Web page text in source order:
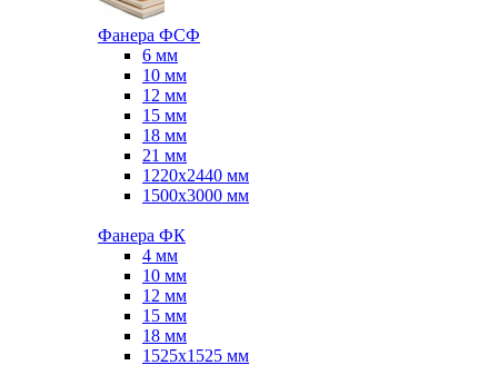
Фанера ФСФ
6 мм
10 мм
12 мм
15 мм
18 мм
21 мм
1220х2440 мм
1500х3000 мм
Фанера ФК
4 мм
10 мм
12 мм
15 мм
18 мм
1525х1525 мм